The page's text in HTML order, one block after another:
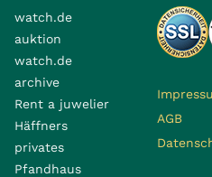
watch.de
auktion
watch.de
archive
Rent a juwelier
Häffners
privates
Pfandhaus
AGB